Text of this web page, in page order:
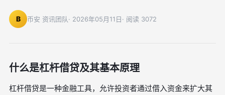
B 币安 资讯团队· 2026年05月11日· 阅读 3072
什么是杠杆借贷及其基本原理
杠杆借贷是一种金融工具，允许投资者通过借入资金来扩大其